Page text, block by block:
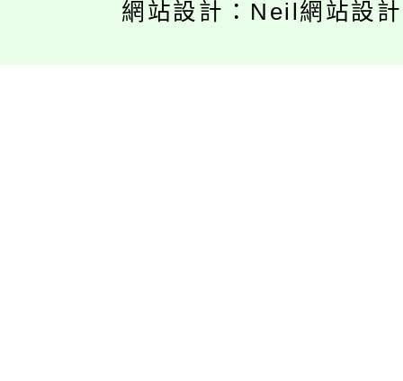
網站設計：Neil網站設